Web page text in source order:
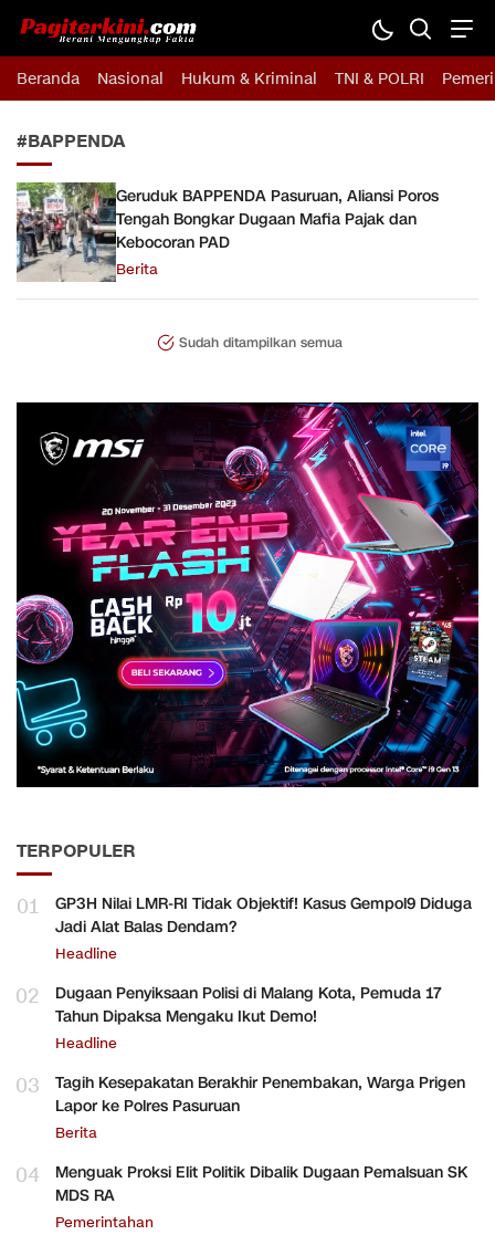
Pagiterkini.com
Berani Mengungkap Fakta
Beranda Nasional Hukum & Kriminal TNI & POLRI
#BAPPENDA
Geruduk BAPPENDA Pasuruan, Aliansi Poros
Tengah Bongkar Dugaan Mafia Pajak dan
Kebocoran PAD
Berita
Sudah ditampilkan semua
TERPOPULER
01
GP3H Nilai LMR-RI Tidak Objektif! Kasus Gempol9 Diduga
Jadi Alat Balas Dendam?
Headline
02
Dugaan Penyiksaan Polisi di Malang Kota, Pemuda 17
Tahun Dipaksa Mengaku Ikut Demo!
Headline
03
Tagih Kesepakatan Berakhir Penembakan, Warga Prigen
Lapor ke Polres Pasuruan
Berita
04
Menguak Proksi Elit Politik Dibalik Dugaan Pemalsuan SK
MDS RA
Pemerintahan